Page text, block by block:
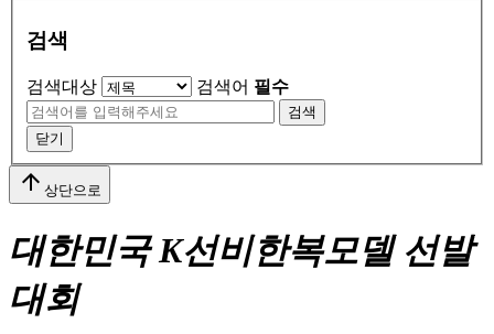
검색
검색대상 검색어 필수
검색
닫기
arrow_upward 상단으로
대한민국 K선비한복모델 선발
대회